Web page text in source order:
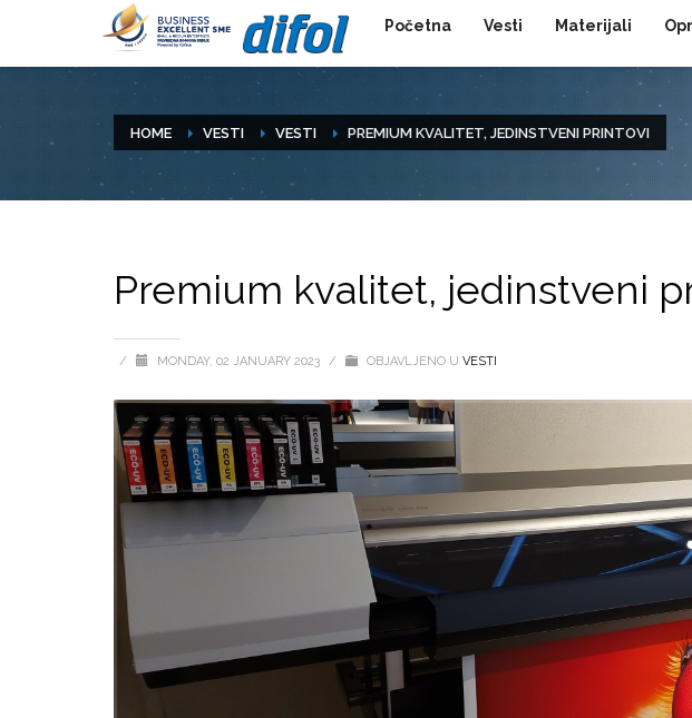
Početna Vesti Materijali
HOME VESTI VESTI PREMIUM KVALITET, JEDINSTVENI PRINTOVI
Premium kvalitet, jedinstveni
/ MONDAY, 02 JANUARY 2023 / OBJAVLJENO U VESTI